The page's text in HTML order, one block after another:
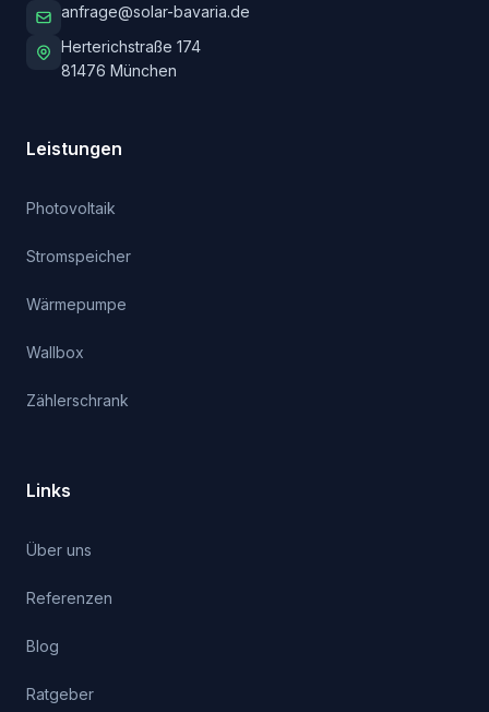
anfrage@solar-bavaria.de
Herterichstraße 174
81476 München
Leistungen
Photovoltaik
Stromspeicher
Wärmepumpe
Wallbox
Zählerschrank
Links
Über uns
Referenzen
Blog
Ratgeber